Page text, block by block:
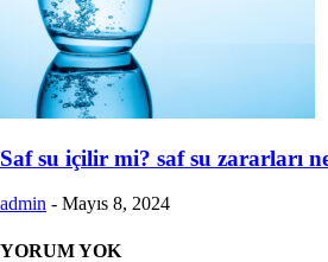
Saf su içilir mi? saf su zararları
admin - Mayıs 8, 2024
YORUM YOK